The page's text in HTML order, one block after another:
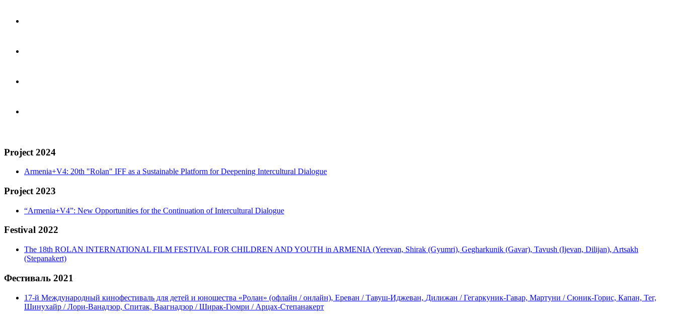
Project 2024
Armenia+V4: 20th "Rolan" IFF as a Sustainable Platform for Deepening Intercultural Dialogue
Project 2023
“Armenia+V4”: New Opportunities for the Continuation of Intercultural Dialogue
Festival 2022
The 18th ROLAN INTERNATIONAL FILM FESTIVAL FOR CHILDREN AND YOUTH in ARMENIA (Yerevan, Shirak (Gyumri), Gegharkunik (Gavar), Tavush (Ijevan, Dilijan), Artsakh
(Stepanakert)
Фестиваль 2021
17-й Международный кинофестиваль для детей и юношества «Ролан» (офлайн / онлайн), Ереван / Тавуш-Иджеван, Дилижан / Гегаркуник-Гавар, Мартуни / Сюник-Горис, Капан, Тег,
Шинухайр / Лори-Ванадзор, Спитак, Ваагнадзор / Ширак-Гюмри / Арцах-Степанакерт